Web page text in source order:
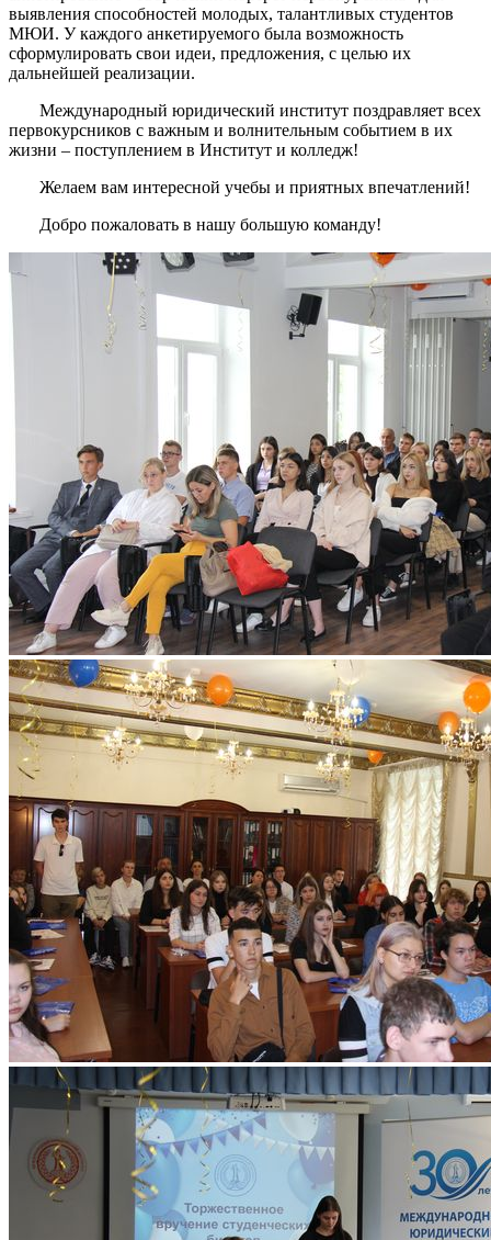
выявления способностей молодых, талантливых студентов
МЮИ. У каждого анкетируемого была возможность
сформулировать свои идеи, предложения, с целью их
дальнейшей реализации.
Международный юридический институт поздравляет всех
первокурсников с важным и волнительным событием в их
жизни – поступлением в Институт и колледж!
Желаем вам интересной учебы и приятных впечатлений!
Добро пожаловать в нашу большую команду!